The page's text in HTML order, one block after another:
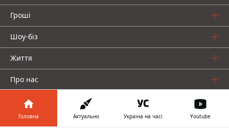
Гроші
Шоу-біз
Життя
Про нас
Головна Актуально Україна на часі Youtube